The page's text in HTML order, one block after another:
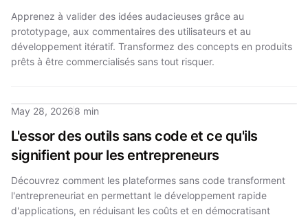
Apprenez à valider des idées audacieuses grâce au
prototypage, aux commentaires des utilisateurs et au
développement itératif. Transformez des concepts en produits
prêts à être commercialisés sans tout risquer.
May 28, 20268 min
L'essor des outils sans code et ce qu'ils
signifient pour les entrepreneurs
Découvrez comment les plateformes sans code transforment
l'entrepreneuriat en permettant le développement rapide
d'applications, en réduisant les coûts et en démocratisant